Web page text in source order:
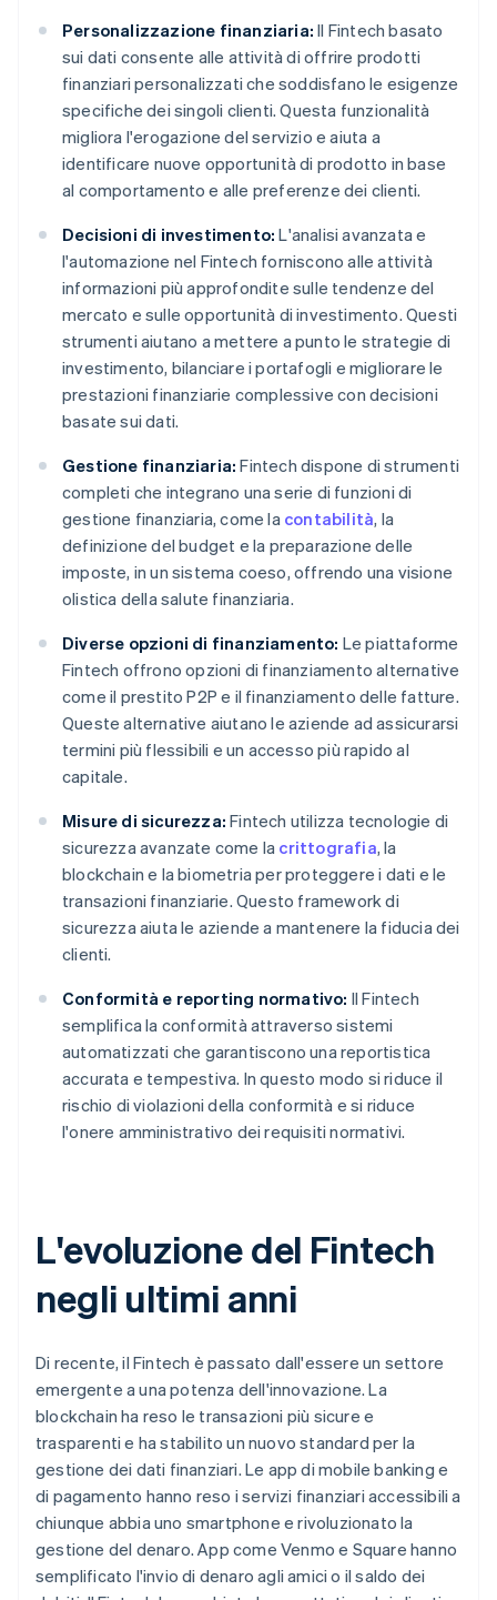
Personalizzazione finanziaria: Il Fintech basato
sui dati consente alle attività di offrire prodotti
finanziari personalizzati che soddisfano le esigenze
specifiche dei singoli clienti. Questa funzionalità
migliora l'erogazione del servizio e aiuta a
identificare nuove opportunità di prodotto in base
al comportamento e alle preferenze dei clienti.
Decisioni di investimento: L'analisi avanzata e
l'automazione nel Fintech forniscono alle attività
informazioni più approfondite sulle tendenze del
mercato e sulle opportunità di investimento. Questi
strumenti aiutano a mettere a punto le strategie di
investimento, bilanciare i portafogli e migliorare le
prestazioni finanziarie complessive con decisioni
basate sui dati.
Gestione finanziaria: Fintech dispone di strumenti
completi che integrano una serie di funzioni di
gestione finanziaria, come la contabilità, la
definizione del budget e la preparazione delle
imposte, in un sistema coeso, offrendo una visione
olistica della salute finanziaria.
Diverse opzioni di finanziamento: Le piattaforme
Fintech offrono opzioni di finanziamento alternative
come il prestito P2P e il finanziamento delle fatture.
Queste alternative aiutano le aziende ad assicurarsi
termini più flessibili e un accesso più rapido al
capitale.
Misure di sicurezza: Fintech utilizza tecnologie di
sicurezza avanzate come la crittografia, la
blockchain e la biometria per proteggere i dati e le
transazioni finanziarie. Questo framework di
sicurezza aiuta le aziende a mantenere la fiducia dei
clienti.
Conformità e reporting normativo: Il Fintech
semplifica la conformità attraverso sistemi
automatizzati che garantiscono una reportistica
accurata e tempestiva. In questo modo si riduce il
rischio di violazioni della conformità e si riduce
l'onere amministrativo dei requisiti normativi.
L'evoluzione del Fintech
negli ultimi anni
Di recente, il Fintech è passato dall'essere un settore
emergente a una potenza dell'innovazione. La
blockchain ha reso le transazioni più sicure e
trasparenti e ha stabilito un nuovo standard per la
gestione dei dati finanziari. Le app di mobile banking e
di pagamento hanno reso i servizi finanziari accessibili a
chiunque abbia uno smartphone e rivoluzionato la
gestione del denaro. App come Venmo e Square hanno
semplificato l'invio di denaro agli amici o il saldo dei